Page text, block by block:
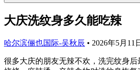
大庆洗纹身多久能吃辣
哈尔滨俪也国际-吴秋辰 • 2026年5月11
很多大庆的朋友无辣不欢，洗完纹身后